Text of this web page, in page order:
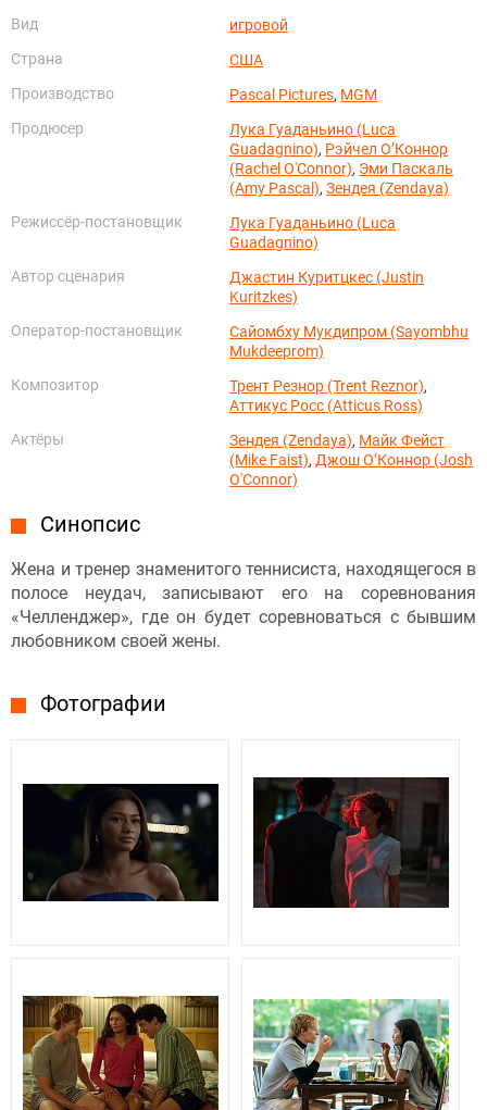
Вид
игровой
Страна
США
Производство
Pascal Pictures, MGM
Продюсер
Лука Гуаданьино (Luca
Guadagnino), Рэйчел О’Коннор
(Rachel O'Connor), Эми Паскаль
(Amy Pascal),Зендея (Zendaya)
Режиссёр-постановщик
Лука Гуаданьино (Luca
Guadagnino)
Автор сценария
Джастин Куритцкес (Justin
Kuritzkes)
Оператор-постановщик
Сайомбху Мукдипром (Sayombhu
Mukdeeprom)
Композитор
Трент Резнор (Trent Reznor),
Аттикус Росс (Atticus Ross)
Актёры
Зендея (Zendaya), Майк Фейст
(Mike Faist), Джош О’Коннор (Josh
O'Connor)
Синопсис
Жена и тренер знаменитого теннисиста, находящегося в
полосе неудач, записывают его на соревнования
«Челленджер», где он будет соревноваться с бывшим
любовником своей жены.
Фотографии